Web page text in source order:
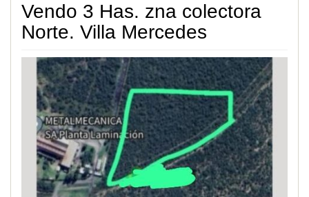
Vendo 3 Has. zna colectora
Norte. Villa Mercedes